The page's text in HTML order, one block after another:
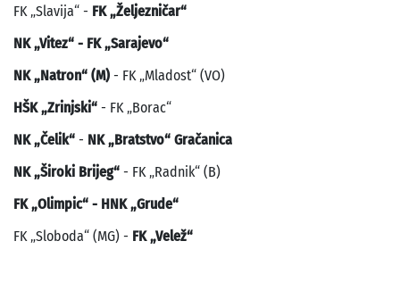
FK „Slavija“ - FK „Željezničar“
NK „Vitez“ - FK „Sarajevo“
NK „Natron“ (M) - FK „Mladost“ (VO)
HŠK „Zrinjski“ - FK „Borac“
NK „Čelik“ - NK „Bratstvo“ Gračanica
NK „Široki Brijeg“ - FK „Radnik“ (B)
FK „Olimpic“ - HNK „Grude“
FK „Sloboda“ (MG) - FK „Velež“